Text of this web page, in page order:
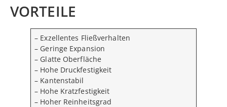
VORTEILE
– Exzellentes Fließverhalten
– Geringe Expansion
– Glatte Oberfläche
– Hohe Druckfestigkeit
– Kantenstabil
– Hohe Kratzfestigkeit
– Hoher Reinheitsgrad